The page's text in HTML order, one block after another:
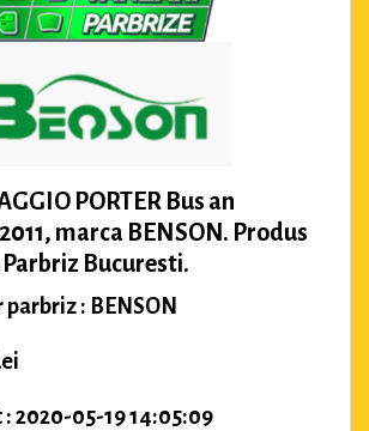
PORTER Bus an
marca BENSON. Produs
Bucuresti.
: BENSON
: 2020-05-19 14:05:09